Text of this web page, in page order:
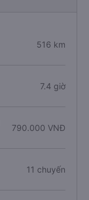
516 km
7.4 giờ
790.000 VNĐ
11 chuyến